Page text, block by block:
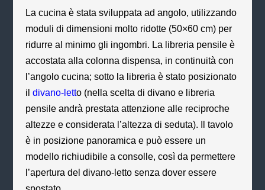
La cucina è stata sviluppata ad angolo, utilizzando
moduli di dimensioni molto ridotte (50×60 cm) per
ridurre al minimo gli ingombri. La libreria pensile è
accostata alla colonna dispensa, in continuità con
l’angolo cucina; sotto la libreria è stato posizionato
il divano-letto (nella scelta di divano e libreria
pensile andrà prestata attenzione alle reciproche
altezze e considerata l’altezza di seduta). Il tavolo
è in posizione panoramica e può essere un
modello richiudibile a consolle, così da permettere
l’apertura del divano-letto senza dover essere